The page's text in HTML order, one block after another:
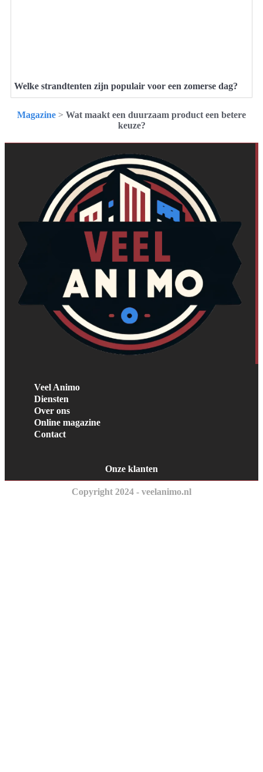
Welke strandtenten zijn populair voor een zomerse dag?
Magazine > Wat maakt een duurzaam product een betere
keuze?
Veel Animo
Diensten
Over ons
Online magazine
Contact
Onze klanten
Copyright 2024 - veelanimo.nl